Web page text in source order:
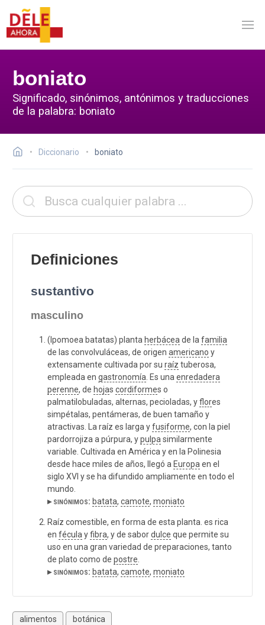
boniato
Significado, sinónimos, antónimos y traducciones
de la palabra: boniato
Diccionario boniato
Definiciones
sustantivo
masculino
(Ipomoea batatas) planta herbácea de la familia
de las convolvuláceas, de origen americano y
extensamente cultivada por su raíz tuberosa,
empleada en gastronomía . Es una enredadera
perenne, de hojas cordiformes o
palmatilobuladas, alternas, pecioladas, yflores
simpétalas, pentámeras, de buen tamaño y
atractivas. La raíz es larga yfusiforme, con la piel
pardorrojiza a púrpura, ypulpa similarmente
variable. Cultivada en América y en la Polinesia
desde hace miles de años, llegó a Europa en el
siglo XVI y se ha difundido ampliamente en todo el
mundo.
▸ sinónimos: batata, camote, moniato
Raíz comestible, en forma de esta planta. es rica
en fécula yfibra, y de sabordulce que permite su
uso en una gran variedad de preparaciones, tanto
de plato como de postre
▸ sinónimos: batata, camote, moniato
alimentos botánica